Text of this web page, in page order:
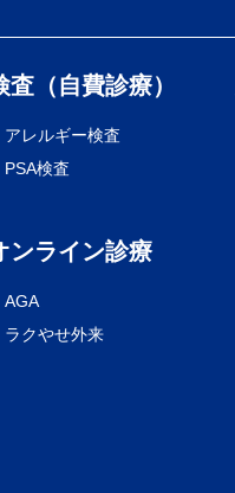
査（自費診療）
アレルギー検査
PSA検査
ンライン診療
AGA
ラクやせ外来